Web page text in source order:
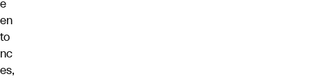
e
en
to
nc
es,